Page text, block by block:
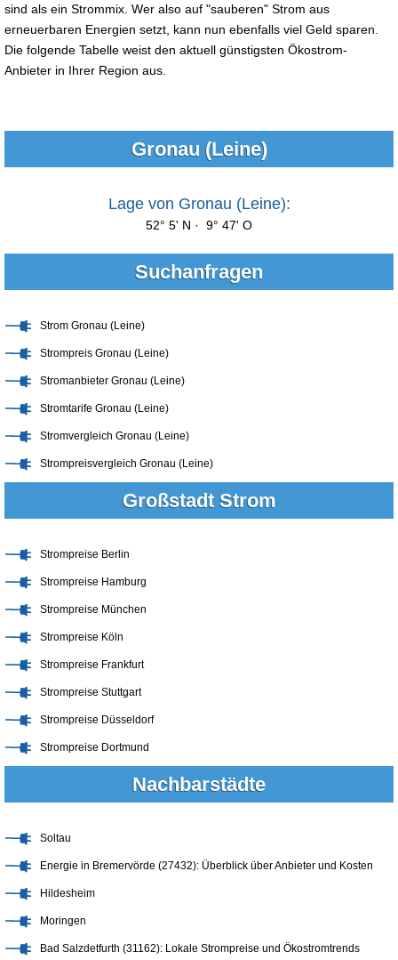
sind als ein Strommix. Wer also auf "sauberen" Strom aus
erneuerbaren Energien setzt, kann nun ebenfalls viel Geld sparen.
Die folgende Tabelle weist den aktuell günstigsten Ökostrom-
Anbieter in Ihrer Region aus.
Gronau (Leine)
Lage von Gronau (Leine):
52° 5' N · 9° 47' O
Suchanfragen
Strom Gronau (Leine)
Strompreis Gronau (Leine)
Stromanbieter Gronau (Leine)
Stromtarife Gronau (Leine)
Stromvergleich Gronau (Leine)
Strompreisvergleich Gronau (Leine)
Großstadt Strom
Strompreise Berlin
Strompreise Hamburg
Strompreise München
Strompreise Köln
Strompreise Frankfurt
Strompreise Stuttgart
Strompreise Düsseldorf
Strompreise Dortmund
Nachbarstädte
Soltau
Energie in Bremervörde (27432): Überblick über Anbieter und Kosten
Hildesheim
Moringen
Bad Salzdetfurth (31162): Lokale Strompreise und Ökostromtrends